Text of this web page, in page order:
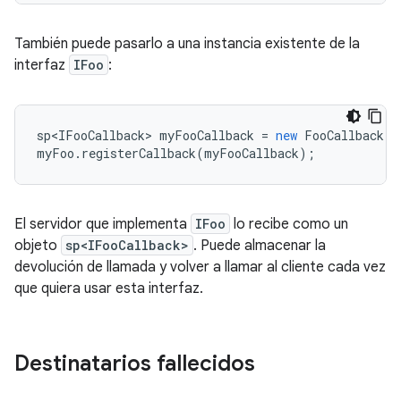
También puede pasarlo a una instancia existente de la
interfaz IFoo :
sp<IFooCallback> myFooCallback = new FooCallback
myFoo . registerCallback(myFooCallback);
El servidor que implementa IFoo lo recibe como un
objeto sp<IFooCallback> . Puede almacenar la
devolución de llamada y volver a llamar al cliente cada vez
que quiera usar esta interfaz.
Destinatarios fallecidos